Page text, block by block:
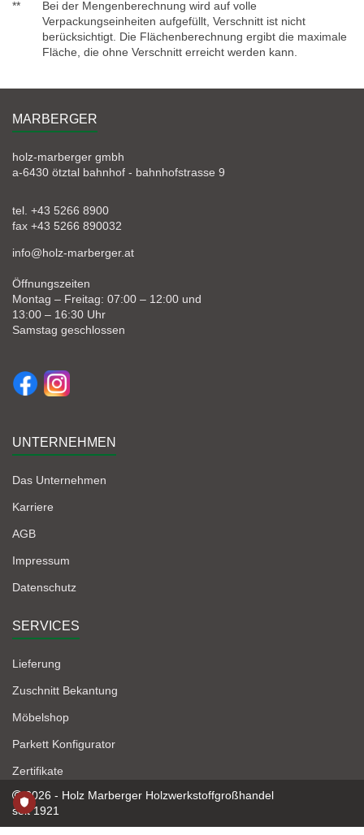
**
Bei der Mengenberechnung wird auf volle
Verpackungseinheiten aufgefüllt, Verschnitt ist nicht
berücksichtigt. Die Flächenberechnung ergibt die maximale
Fläche, die ohne Verschnitt erreicht werden kann.
MARBERGER
holz-marberger gmbh
a-6430 ötztal bahnhof - bahnhofstrasse 9
tel. +43 5266 8900
fax +43 5266 890032
info@holz-marberger.at
Öffnungszeiten
Montag – Freitag: 07:00 – 12:00 und
13:00 – 16:30 Uhr
Samstag geschlossen
UNTERNEHMEN
Das Unternehmen
Karriere
AGB
Impressum
Datenschutz
SERVICES
Lieferung
Zuschnitt Bekantung
Möbelshop
Parkett Konfigurator
Zertifikate
2026 - Holz Marberger Holzwerkstoffgroßhandel
seit 1921